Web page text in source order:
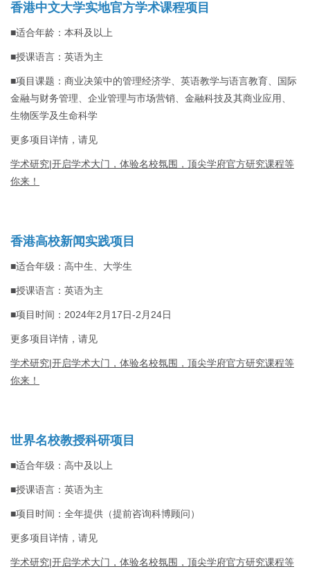
香港中文大学实地官方学术课程项目
■适合年龄：本科及以上
■授课语言：英语为主
■项目课题：商业决策中的管理经济学、英语教学与语言教育、国际
金融与财务管理、企业管理与市场营销、金融科技及其商业应用、
生物医学及生命科学
更多项目详情，请见
学术研究|开启学术大门，体验名校氛围，顶尖学府官方研究课程等
你来！
香港高校新闻实践项目
■适合年级：高中生、大学生
■授课语言：英语为主
■项目时间：2024年2月17日-2月24日
更多项目详情，请见
学术研究|开启学术大门，体验名校氛围，顶尖学府官方研究课程等
你来！
世界名校教授科研项目
■适合年级：高中及以上
■授课语言：英语为主
■项目时间：全年提供（提前咨询科博顾问）
更多项目详情，请见
学术研究|开启学术大门，体验名校氛围，顶尖学府官方研究课程等